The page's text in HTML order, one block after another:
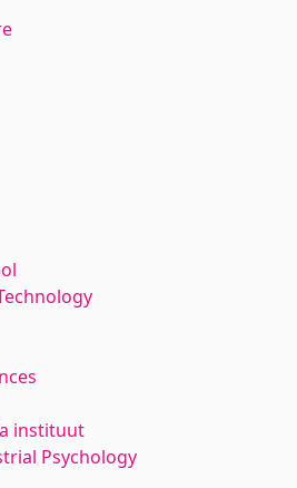
instituut
Psychology